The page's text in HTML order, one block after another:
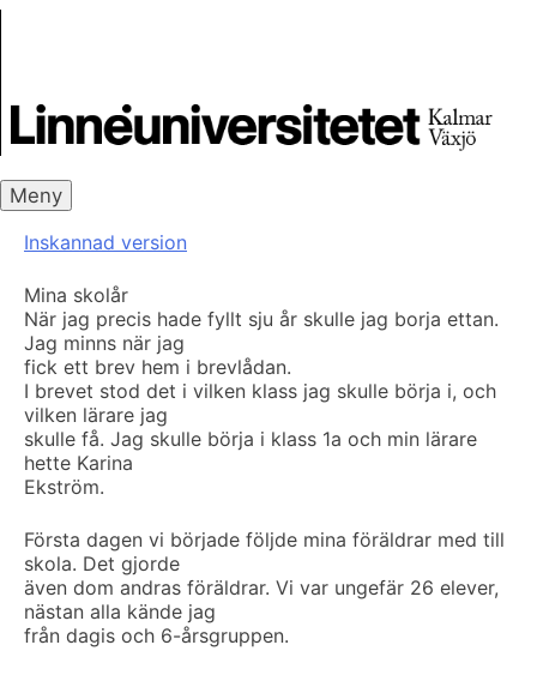
Meny
Inskannad version
Mina skolår
När jag precis hade fyllt sju år skulle jag borja ettan.
Jag minns när jag
fick ett brev hem i brevlådan.
I brevet stod det i vilken klass jag skulle börja i, och
vilken lärare jag
skulle få. Jag skulle börja i klass 1a och min lärare
hette Karina
Ekström.
Första dagen vi började följde mina föräldrar med till
skola. Det gjorde
även dom andras föräldrar. Vi var ungefär 26 elever,
nästan alla kände jag
från dagis och 6-årsgruppen.